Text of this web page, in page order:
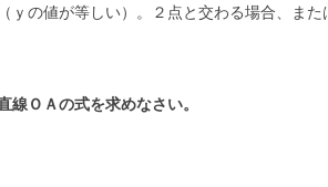
ｙの値が等しい）。２点と交わる場合、また
線ＯＡの式を求めなさい。